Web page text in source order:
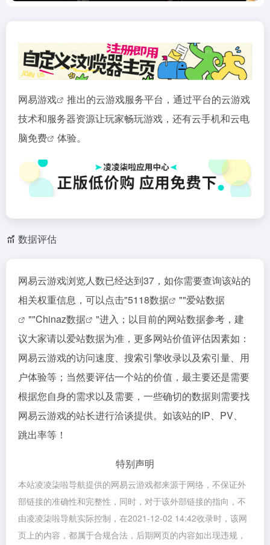
网易游戏
推出的云游戏服务平台，通过平台的云游戏
技术和服务器资源让玩家畅玩游戏，还有云手机和云电
脑免费 体验。
数据评估
网易云游戏浏览人数已经达到37，如你需要查询该站的
相关权重信息，可以点击"5118数据 ""爱站数据
""Chinaz数据
"进入；以目前的网站数据参考，建
议大家请以爱站数据为准，更多网站价值评估因素如：
网易云游戏的访问速度、搜索引擎收录以及索引量、用
户体验等；当然要评估一个站的价值，最主要还是需要
根据您自身的需求以及需要，一些确切的数据则需要找
网易云游戏的站长进行洽谈提供。如该站的IP、PV、
跳出率等！
特别声明
本站凌凌柒啦导航提供的网易云游戏都来源于网络，不保证外
部链接的准确性和完整性，同时，对于该外部链接的指向，不
由凌凌柒啦导航实际控制，在2021-12-02 14:42收录时，该网
页上的内容，都属于合规合法，后期网页的内容如出现违规，